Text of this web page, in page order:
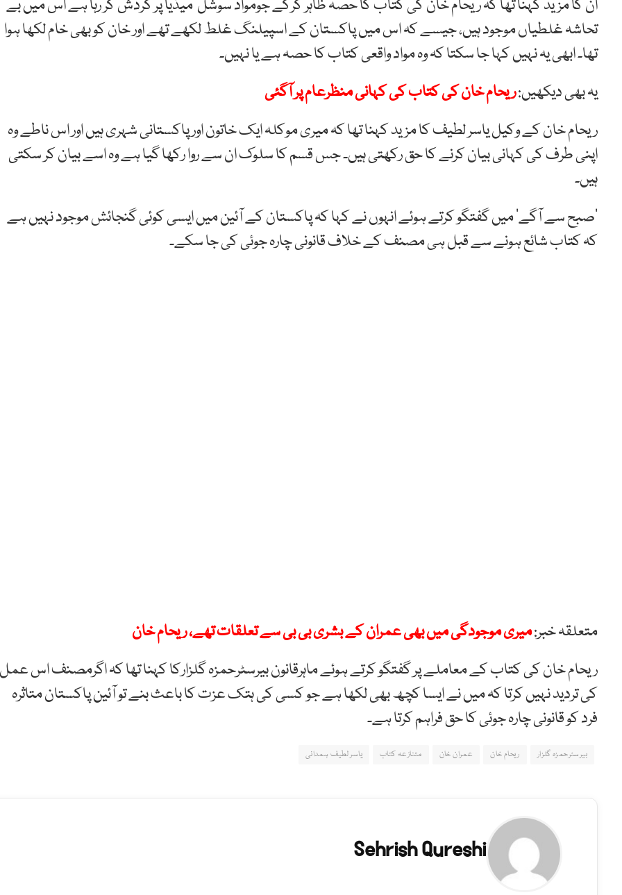
ان کا مزید کہنا تھا کہ ریحام خان کی کتاب کا حصہ ظاہر کرکے جومواد سوشل میڈیا پر گردش کر رہا ہے اس میں بے
تحاشہ غلطیاں موجود ہیں، جیسے کہ اس میں پاکستان کے اسپیلنگ غلط لکھے تھے اور خان کو بھی خام لکھا ہوا
تھا۔ ابھی یہ نہیں کہا جا سکتا کہ وہ مواد واقعی کتاب کا حصہ ہے یا نہیں۔
یہ بھی دیکھیں:ریحام خان کی کتاب کی کہانی منظرعام پر آگئی
ریحام خان کے وکیل یاسر لطیف کا مزید کہنا تھا کہ میری موکلہ ایک خاتون اور پاکستانی شہری ہیں اور اس ناطے وہ
اپنی طرف کی کہانی بیان کرنے کا حق رکھتی ہیں۔ جس قسم کا سلوک ان سے روا رکھا گیا ہے وہ اسے بیان کر سکتی
ہیں۔
’صبح سے آگے‘ میں گفتگو کرتے ہوئے انہوں نے کہا کہ پاکستان کے آئین میں ایسی کوئی گنجائش موجود نہیں ہے
کہ کتاب شائع ہونے سے قبل ہی مصنف کے خلاف قانونی چارہ جوئی کی جا سکے۔
متعلقہ خبر:میری موجودگی میں بھی عمران کے بشری بی بی سے تعلقات تھے، ریحام خان
ریحام خان کی کتاب کے معاملے پر گفتگو کرتے ہوئے ماہرقانون بیرسٹرحمزہ گلزارکا کہنا تھا کہ اگرمصنف اس عمل
کی تردید نہیں کرتا کہ میں نے ایسا کچھ بھی لکھا ہے جو کسی کی ہتک عزت کا باعث بنے تو آئین پاکستان متاثرہ
فرد کو قانونی چارہ جوئی کا حق فراہم کرتا ہے۔
بیرسٹرحمزہ گلزار ریحام خان عمران خان متنازعہ کتاب یاسر لطیف ہمدانی
Sehrish Qureshi